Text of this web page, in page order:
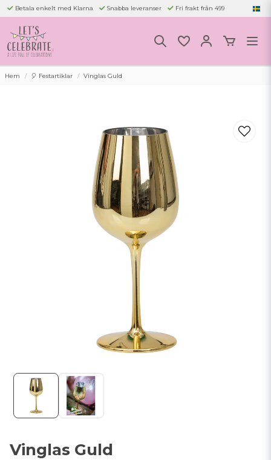
Betala enkelt med Klarna Snabba leveranser Fri frakt från 499
Hem 🎈 Festartiklar Vinglas Guld
Vinglas Guld